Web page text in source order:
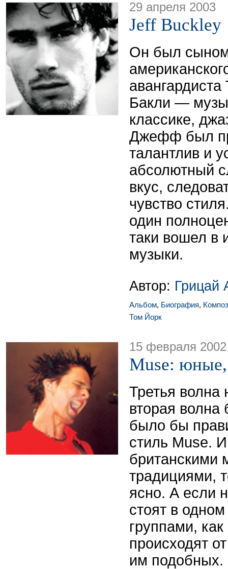
29 апреля 2003
Jeff Buckley
Он был сыном
Бакли —
классике,
Джефф был
талантлив и
абсолютный
вкус,
чувство
один
таки вошел в
музыки.
Автор: Грицай
Альбом, Биография,
Том Йорк
15 февраля 2002
Muse:
Третья волна
вторая
было бы
стиль Muse.
британскими
традициями,
ясно. А если
стоят в
группами,
происходят
им подобных.